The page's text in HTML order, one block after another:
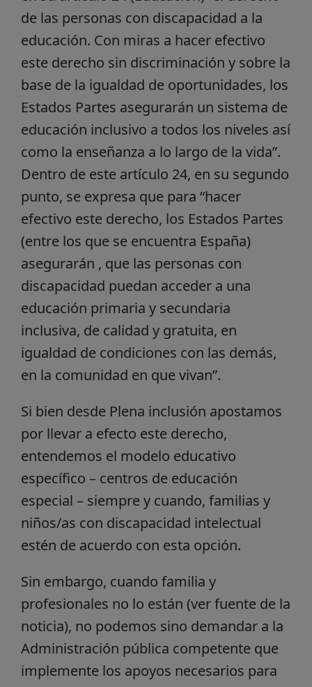
de las personas con discapacidad a la
educación. Con miras a hacer efectivo
este derecho sin discriminación y sobre la
base de la igualdad de oportunidades, los
Estados Partes asegurarán un sistema de
educación inclusivo a todos los niveles así
como la enseñanza a lo largo de la vida”.
Dentro de este artículo 24, en su segundo
punto, se expresa que para “hacer
efectivo este derecho, los Estados Partes
(entre los que se encuentra España)
asegurarán , que las personas con
discapacidad puedan acceder a una
educación primaria y secundaria
inclusiva, de calidad y gratuita, en
igualdad de condiciones con las demás,
en la comunidad en que vivan”.
Si bien desde Plena inclusión apostamos
por llevar a efecto este derecho,
entendemos el modelo educativo
específico – centros de educación
especial – siempre y cuando, familias y
niños/as con discapacidad intelectual
estén de acuerdo con esta opción.
Sin embargo, cuando familia y
profesionales no lo están (ver fuente de la
noticia), no podemos sino demandar a la
Administración pública competente que
implemente los apoyos necesarios para